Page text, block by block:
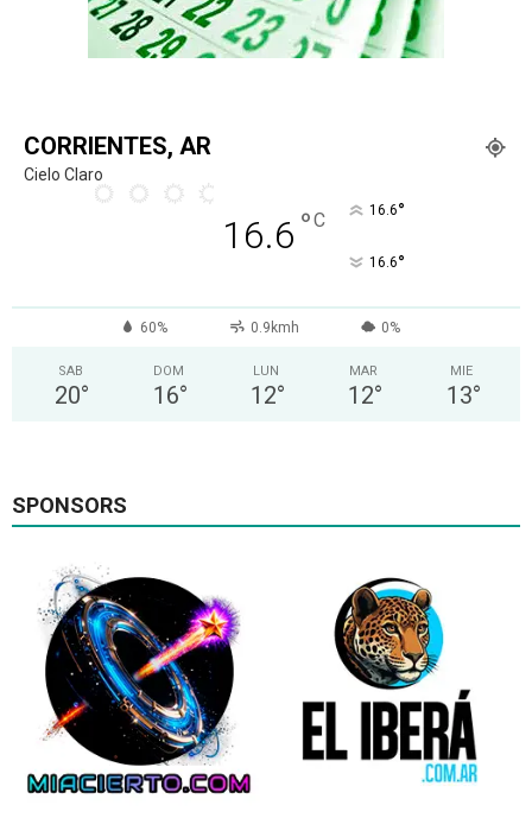
CORRIENTES, AR
Cielo Claro
16.6 °C 16.6°
16.6°
60% 0.9kmh 0%
SAB
20°
DOM
16°
LUN
12°
MAR
12°
MIE
13°
SPONSORS